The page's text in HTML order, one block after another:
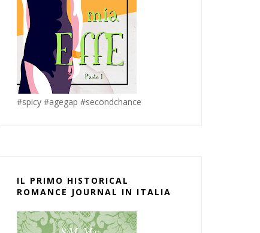
#spicy #agegap #secondchance
IL PRIMO HISTORICAL
ROMANCE JOURNAL IN ITALIA